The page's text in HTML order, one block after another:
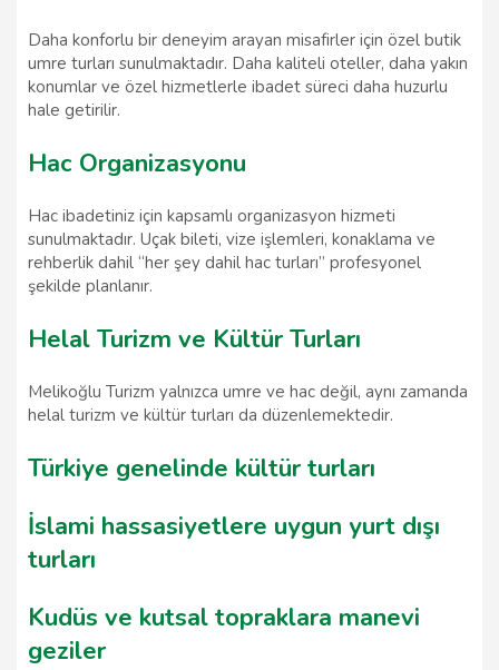
Daha konforlu bir deneyim arayan misafirler için özel butik
umre turları sunulmaktadır. Daha kaliteli oteller, daha yakın
konumlar ve özel hizmetlerle ibadet süreci daha huzurlu
hale getirilir.
Hac Organizasyonu
Hac ibadetiniz için kapsamlı organizasyon hizmeti
sunulmaktadır. Uçak bileti, vize işlemleri, konaklama ve
rehberlik dahil “her şey dahil hac turları” profesyonel
şekilde planlanır.
Helal Turizm ve Kültür Turları
Melikoğlu Turizm yalnızca umre ve hac değil, aynı zamanda
helal turizm ve kültür turları da düzenlemektedir.
Türkiye genelinde kültür turları
İslami hassasiyetlere uygun yurt dışı
turları
Kudüs ve kutsal topraklara manevi
geziler